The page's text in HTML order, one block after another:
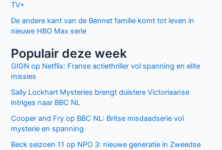
TV+
De andere kant van de Bennet familie komt tot leven in
nieuwe HBO Max serie
Populair deze week
GIGN op Netflix: Franse actiethriller vol spanning en elite
missies
Sally Lockhart Mysteries brengt duistere Victoriaanse
intriges naar BBC NL
Cooper and Fry op BBC NL: Britse misdaadserie vol
mysterie en spanning
Beck seizoen 11 op NPO 3: nieuwe generatie in Zweedse